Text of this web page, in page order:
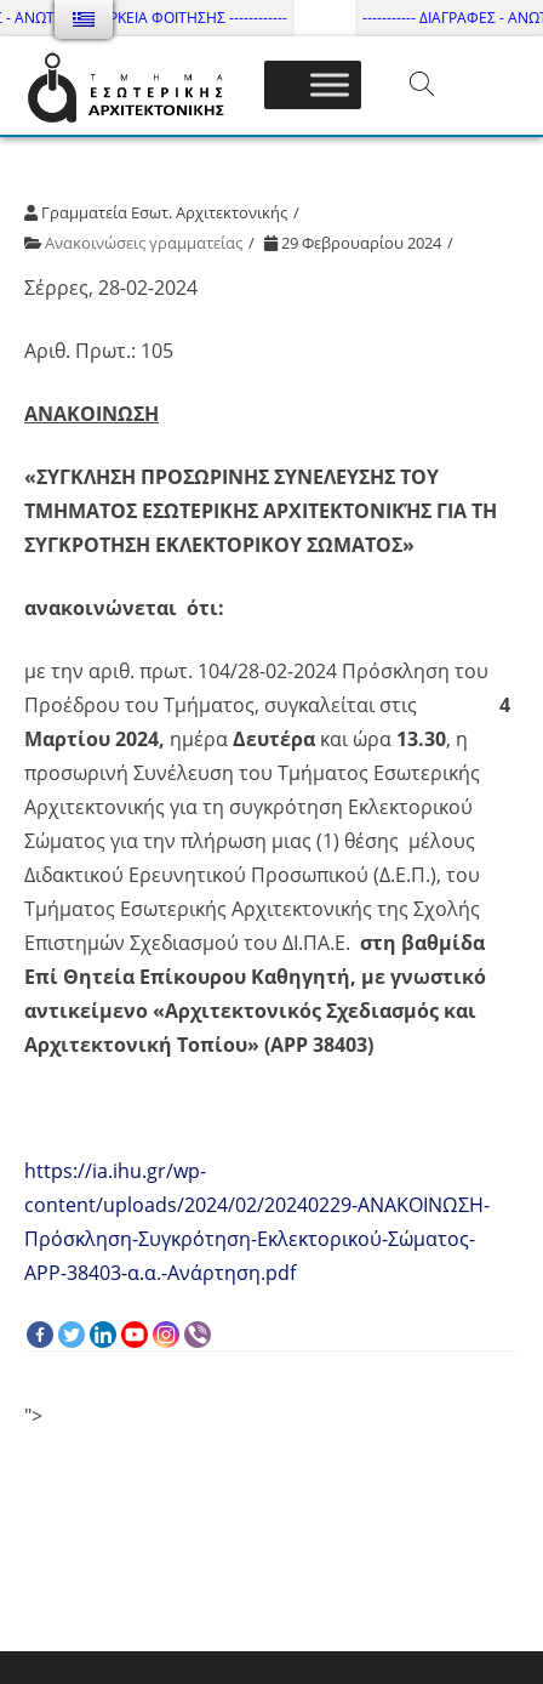
ΔΙΑΡΚΕΙΑ ΦΟΙΤΗΣΗΣ ------------ ----------- ΔΙΑΓΡΑΦΕΣ -
Τμήμα Εσωτ. Αρχιτεκτονικής – ΔΙ.ΠΑ.Ε
Γραμματεία Εσωτ. Αρχιτεκτονικής
Ανακοινώσεις γραμματείας
29 Φεβρουαρίου 2024
Σέρρες, 28-02-2024
Αριθ. Πρωτ.: 105
ΑΝΑΚΟΙΝΩΣΗ
«ΣΥΓΚΛΗΣΗ ΠΡΟΣΩΡΙΝΗΣ ΣΥΝΕΛΕΥΣΗΣ ΤΟΥ
ΤΜΗΜΑΤΟΣ ΕΣΩΤΕΡΙΚΗΣ ΑΡΧΙΤΕΚΤΟΝΙΚΉΣ ΓΙΑ ΤΗ
ΣΥΓΚΡΟΤΗΣΗ ΕΚΛΕΚΤΟΡΙΚΟΥ ΣΩΜΑΤΟΣ»
ανακοινώνεται ότι:
με την αριθ. πρωτ. 104/28-02-2024 Πρόσκληση του
Προέδρου του Τμήματος, συγκαλείται στις 4
Μαρτίου 2024, ημέραΔευτέρα και ώρα 13.30, η
προσωρινή Συνέλευση του Τμήματος Εσωτερικής
Αρχιτεκτονικής για τη συγκρότηση Εκλεκτορικού
Σώματος για την πλήρωση μιας (1) θέσης μέλους
Διδακτικού Ερευνητικού Προσωπικού (Δ.Ε.Π.), του
Τμήματος Εσωτερικής Αρχιτεκτονικής της Σχολής
Επιστημών Σχεδιασμού του ΔΙ.ΠΑ.Ε. στη βαθμίδα
Επί Θητεία Επίκουρου Καθηγητή, με γνωστικό
αντικείμενο «Αρχιτεκτονικός Σχεδιασμός και
Αρχιτεκτονική Τοπίου» (ΑΡΡ 38403)
https://ia.ihu.gr/wp-
content/uploads/2024/02/20240229-ΑΝΑΚΟΙΝΩΣΗ-
Πρόσκληση-Συγκρότηση-Εκλεκτορικού-Σώματος-
ΑΡΡ-38403-α.α.-Ανάρτηση.pdf
">